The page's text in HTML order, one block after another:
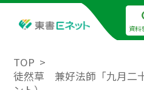
資料
TOP
徒然草 兼好法師「九月二